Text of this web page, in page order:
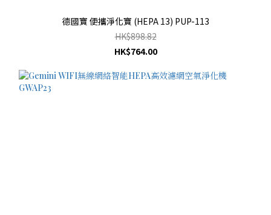
德國寶 便攜淨化寶 (HEPA 13) PUP-113
HK$898.82
HK$764.00